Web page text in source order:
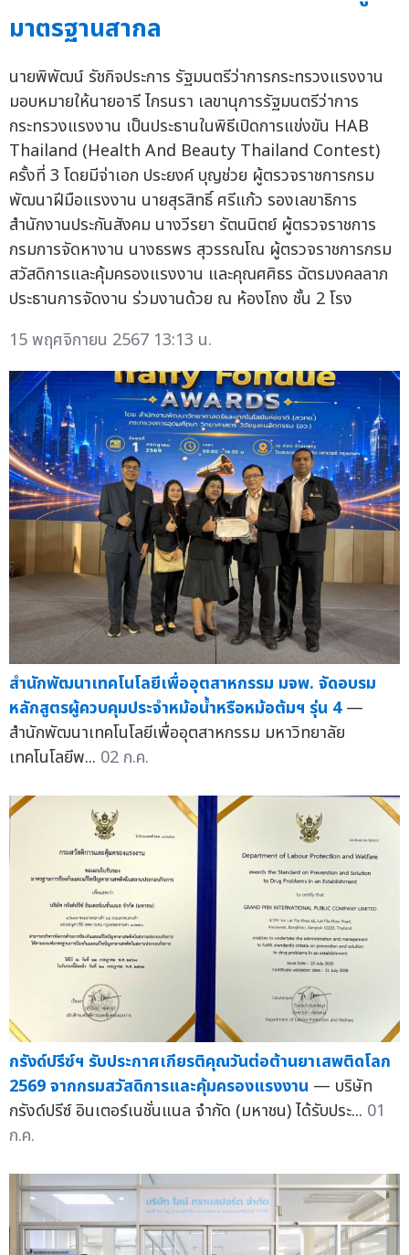
มาตรฐานสากล
นายพิพัฒน์ รัชกิจประการ รัฐมนตรีว่าการกระทรวงแรงงาน
มอบหมายให้นายอารี ไกรนรา เลขานุการรัฐมนตรีว่าการ
กระทรวงแรงงาน เป็นประธานในพิธีเปิดการแข่งขัน HAB
Thailand (Health And Beauty Thailand Contest)
ครั้งที่ 3 โดยมีจ่าเอก ประยงค์ บุญช่วย ผู้ตรวจราชการกรม
พัฒนาฝีมือแรงงาน นายสุรสิทธิ์ ศรีแก้ว รองเลขาธิการ
สำนักงานประกันสังคม นางวีรยา รัตนนิตย์ ผู้ตรวจราชการ
กรมการจัดหางาน นางธรพร สุวรรณโณ ผู้ตรวจราชการกรม
สวัสดิการและคุ้มครองแรงงาน และคุณศศิธร ฉัตรมงคลลาภ
ประธานการจัดงาน ร่วมงานด้วย ณ ห้องโถง ชั้น 2 โรง
15 พฤศจิกายน 2567 13:13 น.
สำนักพัฒนาเทคโนโลยีเพื่ออุตสาหกรรม มจพ. จัดอบรม
หลักสูตรผู้ควบคุมประจำหม้อน้ำหรือหม้อต้มฯ รุ่น 4 —
สำนักพัฒนาเทคโนโลยีเพื่ออุตสาหกรรม มหาวิทยาลัย
เทคโนโลยีพ... 02 ก.ค.
กรังด์ปรีซ์ฯ รับประกาศเกียรติคุณวันต่อต้านยาเสพติดโลก
2569 จากกรมสวัสดิการและคุ้มครองแรงงาน — บริษัท
กรังด์ปรีซ์ อินเตอร์เนชั่นแนล จำกัด (มหาชน) ได้รับประ... 01
ก.ค.